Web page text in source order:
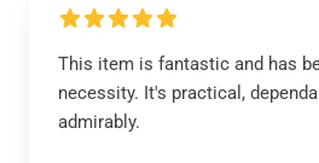
This item is fantastic and has
necessity. It's practical,
admirably.